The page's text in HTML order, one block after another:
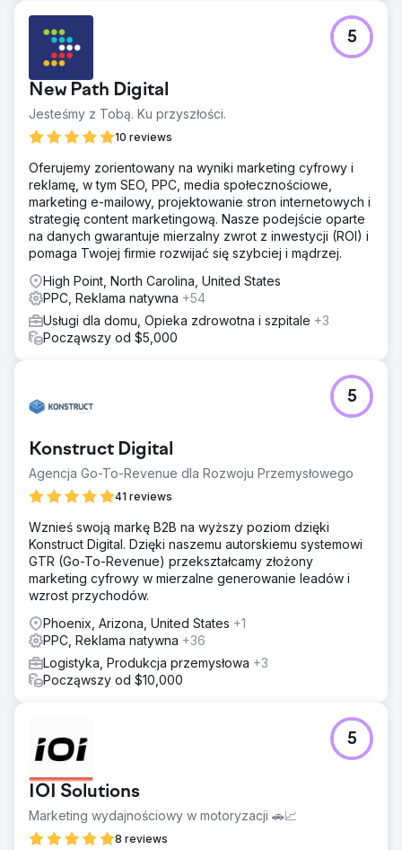
New Path Digital
Jesteśmy z Tobą. Ku przyszłości.
10 reviews
5
Oferujemy zorientowany na wyniki marketing cyfrowy i
reklamę, w tym SEO, PPC, media społecznościowe,
marketing e-mailowy, projektowanie stron internetowych i
strategię content marketingową. Nasze podejście oparte
na danych gwarantuje mierzalny zwrot z inwestycji (ROI) i
pomaga Twojej firmie rozwijać się szybciej i mądrzej.
High Point, North Carolina, United States
PPC, Reklama natywna +54
Usługi dla domu, Opieka zdrowotna i szpitale +3
Począwszy od $5,000
Konstruct Digital
Agencja Go-To-Revenue dla Rozwoju Przemysłowego
41 reviews
5
Wznieś swoją markę B2B na wyższy poziom dzięki
Konstruct Digital. Dzięki naszemu autorskiemu systemowi
GTR (Go-To-Revenue) przekształcamy złożony
marketing cyfrowy w mierzalne generowanie leadów i
wzrost przychodów.
Phoenix, Arizona, United States +1
PPC, Reklama natywna +36
Logistyka, Produkcja przemysłowa +3
Począwszy od $10,000
IOI Solutions
Marketing wydajnościowy w motoryzacji 🚗📈
8 reviews
5